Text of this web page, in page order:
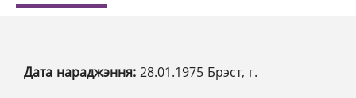
Дата нараджэння: 28.01.1975 Брэст, г.